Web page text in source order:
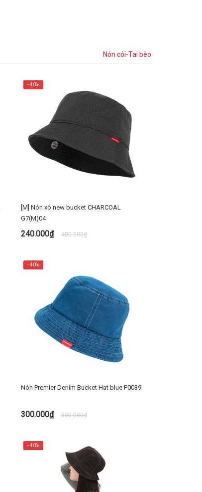
Nón cói-Tai bèo
- 40%
[M] Nón xô new bucket CHARCOAL
G7(M)04
240.000₫ 400.000₫
- 40%
Nón Premier Denim Bucket Hat blue P0039
300.000₫ 500.000₫
TÙY CHỌN
- 40%